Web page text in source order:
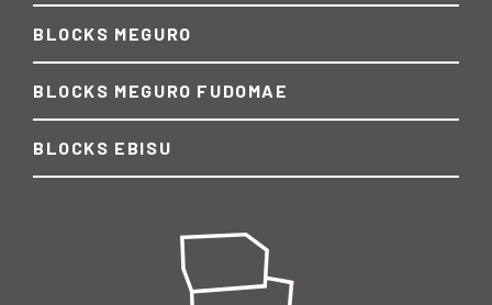
BLOCKS MEGURO
BLOCKS MEGURO FUDOMAE
BLOCKS EBISU